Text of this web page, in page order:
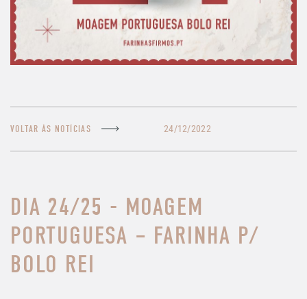
VOLTAR ÀS NOTÍCIAS 24/12/2022
DIA 24/25 - MOAGEM
PORTUGUESA – FARINHA P/
BOLO REI